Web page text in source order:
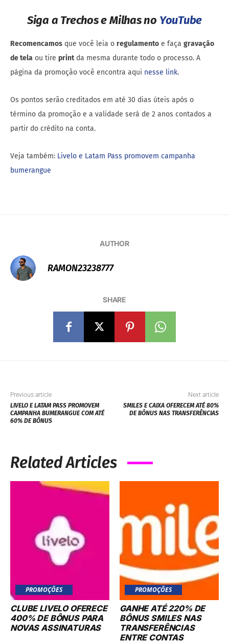
Siga a Trechos e Milhas no YouTube
Recomencamos que você leia o regulamento e faça gravação
de tela ou tire printda mesma durante todo o processo. A
página da promoção você encontra aqui nesse link.
Os pontos serão creditados em até 30 dias úteis após o
término da promoção e a validade será de 2 anos contados a
partir do crédito na conta.
Veja também: Livelo e Latam Pass promovem campanha
bumerangue
AUTHOR
RAMON23238777
SHARE
Previous article
LIVELO E LATAM PASS PROMOVEM
CAMPANHA BUMERANGUE COM ATÉ
60% DE BÔNUS
Next article
SMILES E CAIXA OFERECEM ATÉ 80%
DE BÔNUS NAS TRANSFERÊNCIAS
Related Articles
PROMOÇÕES
CLUBE LIVELO OFERECE
400% DE BÔNUS PARA
NOVAS ASSINATURAS
PROMOÇÕES
GANHE ATÉ 220% DE
BÔNUS SMILES NAS
TRANSFERÊNCIAS
ENTRE CONTAS